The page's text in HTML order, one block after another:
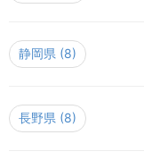
静岡県 (8)
長野県 (8)